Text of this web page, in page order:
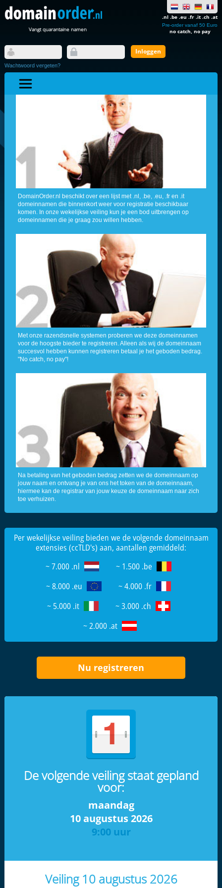
Vangt quarantaine namen
.nl .be .eu .fr .it .ch .at
Pre-order vanaf 50 Euro
no catch, no pay
Wachtwoord vergeten?
DomainOrder.nl beschikt over een lijst met .nl, .be, .eu, .fr en .it
domeinnamen die binnenkort weer voor registratie beschikbaar
komen. In onze wekelijkse veiling kun je een bod uitbrengen op
domeinnamen die je graag zou willen hebben.
Met onze razendsnelle systemen proberen we deze domeinnamen
voor de hoogste bieder te registreren. Alleen als wij de domeinnaam
succesvol hebben kunnen registreren betaal je het geboden bedrag.
"No catch, no pay"!
Na betaling van het geboden bedrag zetten we de domeinnaam op
jouw naam en ontvang je van ons het token van de domeinnaam,
hiermee kan de registrar van jouw keuze de domeinnaam naar zich
toe verhuizen.
Per wekelijkse veiling bieden we de volgende domeinnaam
extensies (ccTLD's) aan, aantallen gemiddeld:
~ 7.000 .nl
~ 1.500 .be
~ 8.000 .eu
~ 4.000 .fr
~ 5.000 .it
~ 3.000 .ch
~ 2.000 .at
Nu registreren
De volgende veiling staat gepland
voor:
maandag
10 augustus 2026
9:00 uur
Veiling 10 augustus 2026